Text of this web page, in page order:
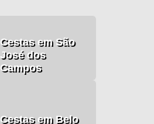
Cestas em São
José dos
Campos
Cestas em Belo